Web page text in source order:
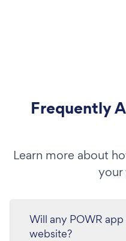
Frequently
Learn more about
your
Will any POWR
website?